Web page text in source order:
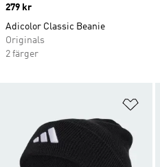
Price
279 kr
Adicolor Classic Beanie
Originals
2 färger